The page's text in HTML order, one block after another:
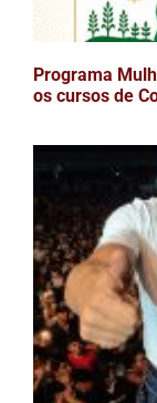
Programa
os cursos de